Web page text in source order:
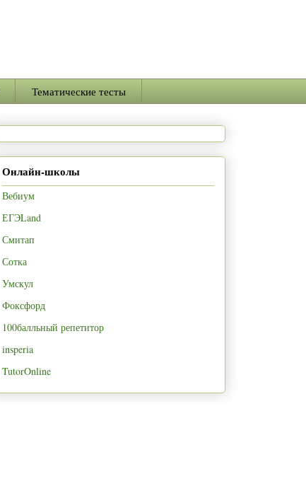
Тематические тесты
Онлайн-школы
Вебиум
ЕГЭLand
Смитап
Сотка
Умскул
Фоксфорд
100балльный репетитор
insperia
TutorOnline